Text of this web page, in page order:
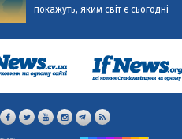
покажуть, яким світ є сьогодні